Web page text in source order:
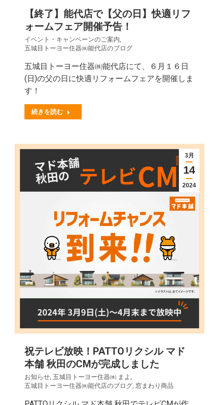
【終了】能代店で【父の日】快適リフ
ォームフェア開催予告！
イベント・キャンペーンのご案内
五城目トーヨー住器㈱能代店のブログ
五城目トーヨー住器㈱能代店にて、６月１６日
(日)の父の日に快適リフォームフェアを開催しま
す！
続きを読む
3月
14
2024
祝テレビ放映！PATTOリクシル マド
本舗 秋田のCMが完成しました
お知らせ 五城目トーヨー住器㈱ まよ
五城目トーヨー住器㈱能代店のブログ 窓まわり商品